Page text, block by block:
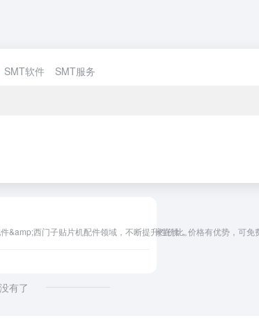
SMT软件 SMT服务
/ 鞋子、棉签、防静电手腕带等。 厂家直供，价格有优势，可免
&amp;西门子贴片机配件领域，不断提升性价比。
没有了